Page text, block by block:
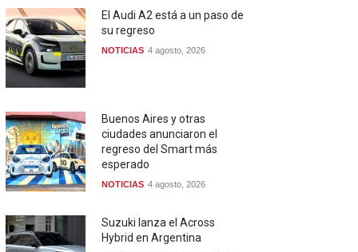
El Audi A2 está a un paso de
su regreso
NOTICIAS 4 agosto, 2026
Buenos Aires y otras
ciudades anunciaron el
regreso del Smart más
esperado
NOTICIAS 4 agosto, 2026
Suzuki lanza el Across
Hybrid en Argentina